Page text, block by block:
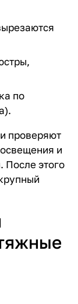
по
проверяют
и
После этого